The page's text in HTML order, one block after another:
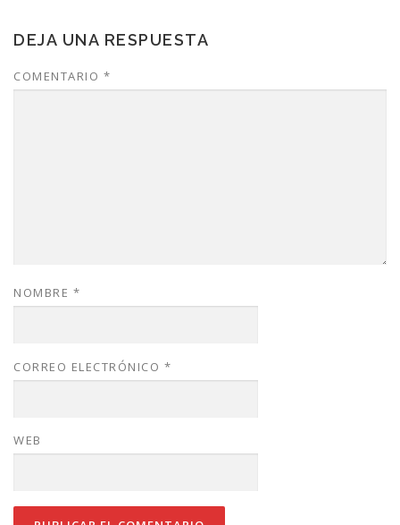
DEJA UNA RESPUESTA
COMENTARIO *
NOMBRE *
CORREO ELECTRÓNICO *
WEB